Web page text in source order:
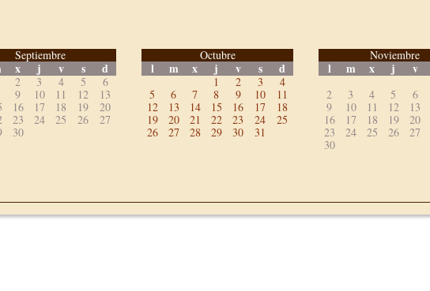
Septiembre
x j v s d
2 3 4 5
6
9 10 11 12
13
16 17 18 19
20
23 24 25 26
27
30
Octubre
l m x j v s d
1 2 3
4
5
6 7 8 9 10
11
12
13 14 15 16 17
18
19
20 21 22 23 24
25
26
27 28 29 30 31
Noviembre
l m x j v
2
3 4 5 6
9
10 11 12 13
16
17 18 19 20
23
24 25 26 27
30